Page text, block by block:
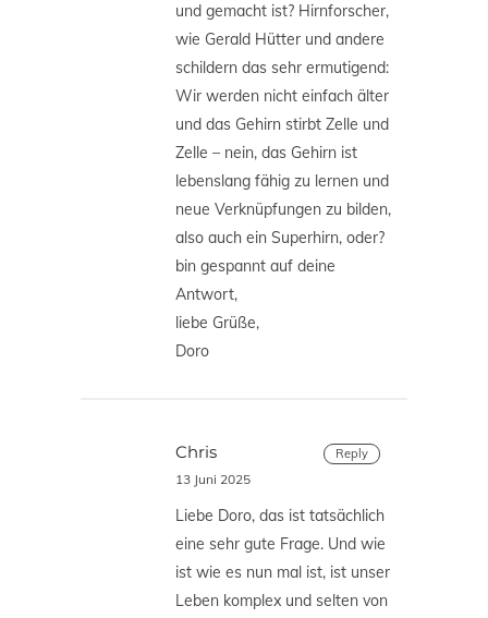
und gemacht ist? Hirnforscher,
wie Gerald Hütter und andere
schildern das sehr ermutigend:
Wir werden nicht einfach älter
und das Gehirn stirbt Zelle und
Zelle – nein, das Gehirn ist
lebenslang fähig zu lernen und
neue Verknüpfungen zu bilden,
also auch ein Superhirn, oder?
bin gespannt auf deine
Antwort,
liebe Grüße,
Doro
Reply
Chris
13 Juni 2025
Liebe Doro, das ist tatsächlich
eine sehr gute Frage. Und wie
ist wie es nun mal ist, ist unser
Leben komplex und selten von